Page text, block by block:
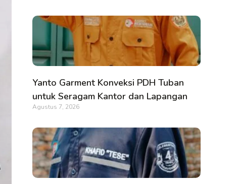
Yanto Garment Konveksi PDH Tuban
untuk Seragam Kantor dan Lapangan
Agustus 7, 2026